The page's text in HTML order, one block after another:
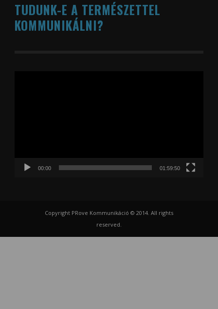
TUDUNK-E A TERMÉSZETTEL
KOMMUNIKÁLNI?
00:00 01:59:50
Copyright PRove Kommunikáció © 2014. All rights
reserved.